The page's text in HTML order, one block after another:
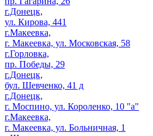
г.Донецк,
ул. Кирова, 441
г.Макеевка,
г. Макеевка, ул. Московская, 58
г.Горловка,
пр. Победы, 29
г.Донецк,
бул. Шевченко, 41 д
г.Донецк,
г. Моспино, ул. Короленко, 10 "а"
г.Макеевка,
г. Макеевка, ул. Больничная, 1